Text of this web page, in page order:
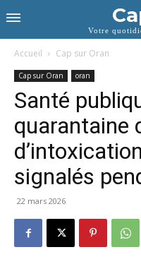
Votre
Accueil Cap sur Oran
Cap sur Oran oran
Santé
quarantaine
signalés
22 mars 2026